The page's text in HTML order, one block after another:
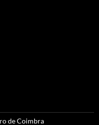
de Coimbra